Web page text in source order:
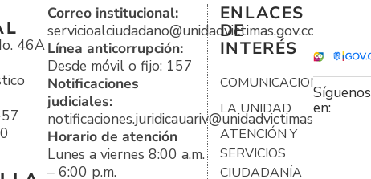
46A
Correo institucional:
servicioalciudadano@unidadvictimas.gov.co
Línea anticorrupción:
Desde móvil o fijo: 157
Notificaciones
judiciales:
notificaciones.juridicauariv@unidadvictimas.gov.co
Horario de atención
Lunes a viernes 8:00 a.m.
– 6:00 p.m.
ENLACES
DE
INTERÉS
COMUNICACIONES
LA UNIDAD
ATENCIÓN Y
SERVICIOS
CIUDADANÍA
Síguenos
en: